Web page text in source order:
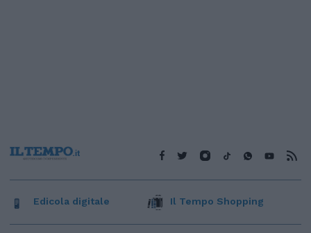
Edicola digitale Il Tempo Shopping